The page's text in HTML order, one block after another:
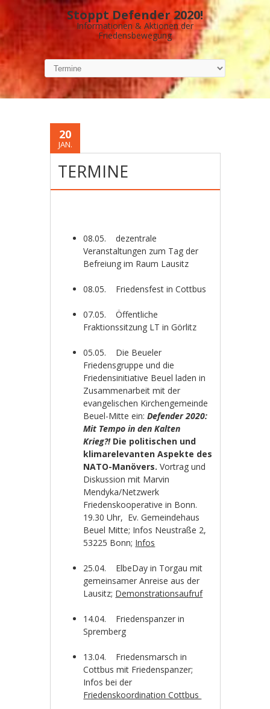
Stoppt Defender 2020!
Informationen & Aktionen der
Friedensbewegung
20
JAN.
TERMINE
08.05. dezentrale
Veranstaltungen zum Tag der
Befreiung im Raum Lausitz
08.05. Friedensfest in Cottbus
07.05. Öffentliche
Fraktionssitzung LT in Görlitz
05.05. Die Beueler
Friedensgruppe und die
Friedensinitiative Beuel laden in
Zusammenarbeit mit der
evangelischen Kirchengemeinde
Beuel-Mitte ein:Defender 2020:
Mit Tempo in den Kalten
Krieg?! Die politischen und
klimarelevanten Aspekte des
NATO-Manövers.Vortrag und
Diskussion mit Marvin
Mendyka/Netzwerk
Friedenskooperative in Bonn.
19.30 Uhr, Ev. Gemeindehaus
Beuel Mitte; Infos Neustraße 2,
53225 Bonn; Infos
25.04. ElbeDay in Torgau mit
gemeinsamer Anreise aus der
Lausitz; Demonstrationsaufruf
14.04. Friedenspanzer in
Spremberg
13.04. Friedensmarsch in
Cottbus mit Friedenspanzer;
Infos bei der
Friedenskoordination Cottbus